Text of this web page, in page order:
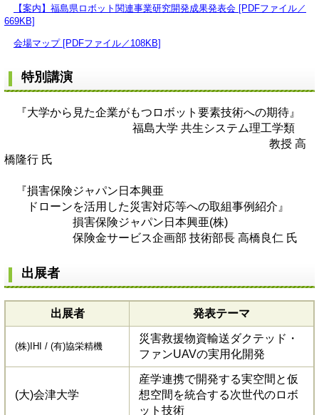
【案内】福島県ロボット関連事業研究開発成果発表会 [PDFファイル／
669KB]
会場マップ [PDFファイル／108KB]
特別講演
『大学から見た企業がもつロボット要素技術への期待』
福島大学 共生システム理工学類
教授 高
橋隆行 氏
『損害保険ジャパン日本興亜
ドローンを活用した災害対応等への取組事例紹介』
損害保険ジャパン日本興亜(株)
保険金サービス企画部 技術部長 高橋良仁 氏
出展者
出展者 発表テーマ
(株)IHI / (有)協栄精機
災害救援物資輸送ダクテッド・
ファンUAVの実用化開発
(大)会津大学
産学連携で開発する実空間と仮
想空間を統合する次世代のロボ
ット技術